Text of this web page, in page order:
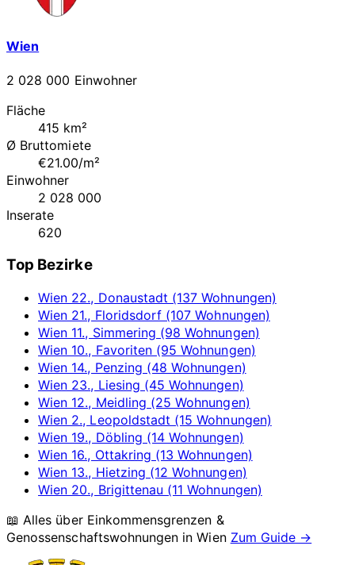
Wien
2 028 000 Einwohner
Fläche
415 km²
Ø Bruttomiete
€21.00/m²
Einwohner
2 028 000
Inserate
620
Top Bezirke
Wien 22., Donaustadt (137 Wohnungen)
Wien 21., Floridsdorf (107 Wohnungen)
Wien 11., Simmering (98 Wohnungen)
Wien 10., Favoriten (95 Wohnungen)
Wien 14., Penzing (48 Wohnungen)
Wien 23., Liesing (45 Wohnungen)
Wien 12., Meidling (25 Wohnungen)
Wien 2., Leopoldstadt (15 Wohnungen)
Wien 19., Döbling (14 Wohnungen)
Wien 16., Ottakring (13 Wohnungen)
Wien 13., Hietzing (12 Wohnungen)
Wien 20., Brigittenau (11 Wohnungen)
📖 Alles über Einkommensgrenzen &
Genossenschaftswohnungen inWien Zum Guide →